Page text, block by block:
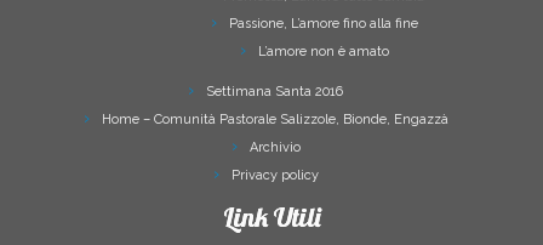
Passione, L’amore fino alla fine
L’amore non è amato
Settimana Santa 2016
Home – Comunità Pastorale Salizzole, Bionde, Engazzà
Archivio
Privacy policy
Link Utili